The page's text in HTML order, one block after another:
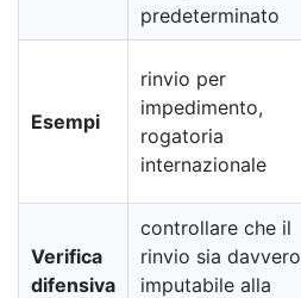
predeterminato
Esempi
rinvio per
impedimento,
rogatoria
internazionale
Verifica
difensiva
controllare che il
rinvio sia davvero
imputabile alla